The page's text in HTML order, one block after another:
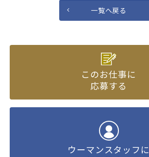
一覧へ戻る
このお仕事に
応募する
ウーマンスタッフに